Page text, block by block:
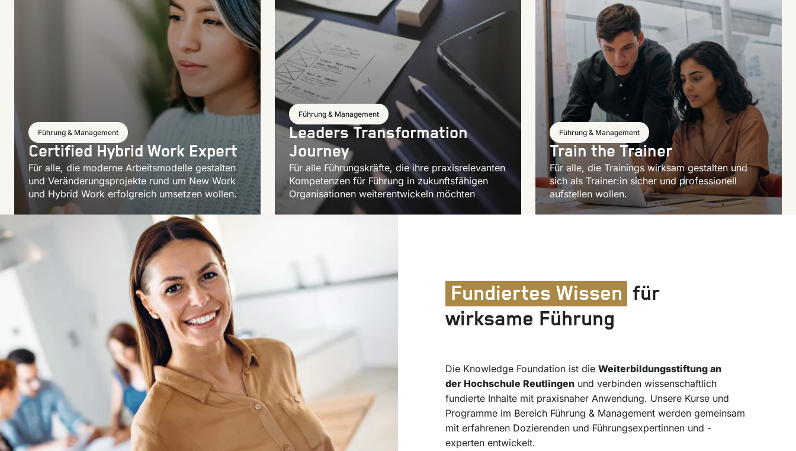
Führung & Management
Certified Hybrid Work Expert
Für alle, die moderne Arbeitsmodelle gestalten
und Veränderungsprojekte rund um New Work
und Hybrid Work erfolgreich umsetzen wollen.
Führung & Management
Leaders Transformation
Journey
Für alle Führungskräfte, die ihre praxisrelevanten
Kompetenzen für Führung in zukunftsfähigen
Organisationen weiterentwickeln möchten
Führung & Management
Train the Trainer
Für alle, die Trainings wirksam gestalten und
sich als Trainer:in sicher und professionell
aufstellen wollen.
Fundiertes Wissen für
wirksame Führung
Die Knowledge Foundation ist die Weiterbildungsstiftung an
der Hochschule Reutlingen und verbinden wissenschaftlich
fundierte Inhalte mit praxisnaher Anwendung. Unsere Kurse und
Programme im Bereich Führung & Management werden gemeinsam
mit erfahrenen Dozierenden und Führungsexpertinnen und -
experten entwickelt.